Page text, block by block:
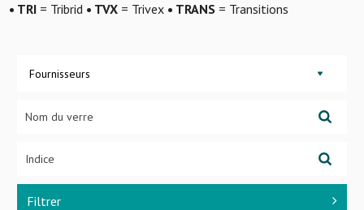
• TRI= Tribrid • TVX= Trivex • TRANS= Transitions
Fournisseurs
Filtrer